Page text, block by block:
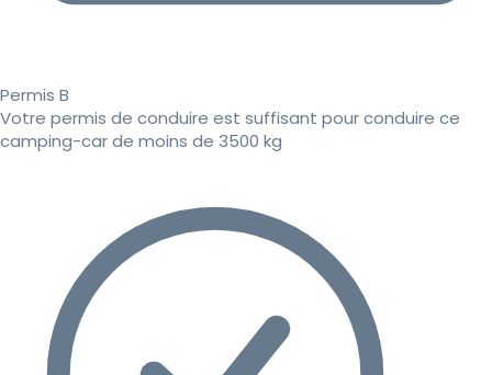
Permis B
Votre permis de conduire est suffisant pour conduire ce
camping-car de moins de 3500 kg